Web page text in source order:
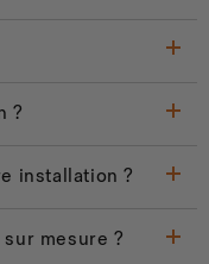
?
installation ?
mesure ?